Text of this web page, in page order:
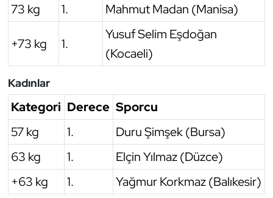
73 kg
1. Mahmut Madan (Manisa)
+73 kg 1.
Yusuf Selim Eşdoğan
(Kocaeli)
Kadınlar
Kategori Derece Sporcu
57 kg
1.
Duru Şimşek (Bursa)
63 kg
1.
Elçin Yılmaz (Düzce)
+63 kg
1. Yağmur Korkmaz (Balıkesir)